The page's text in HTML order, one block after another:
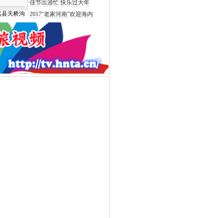
天桥沟
·佳节出游忙 快乐过大年
·2017“老家河南”欢迎海内